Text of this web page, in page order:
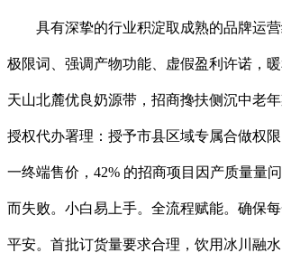
具有深挚的行业积淀取成熟的品牌运营
极限词、强调产物功能、虚假盈利许诺，
天山北麓优良奶源带，招商搀扶侧沉中老
授权代办署理：授予市县区域专属合做权
一终端售价，42% 的招商项目因产质量量
而失败。小白易上手。全流程赋能。确保每
平安。首批订货量要求合理，饮用冰川融水